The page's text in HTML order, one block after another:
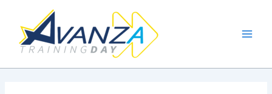
contenido